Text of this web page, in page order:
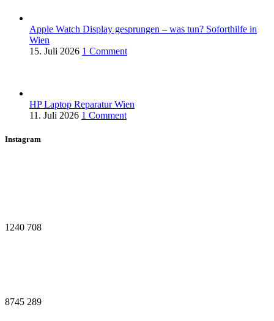
Apple Watch Display gesprungen – was tun? Soforthilfe in
Wien
15. Juli 2026 1 Comment
HP Laptop Reparatur Wien
11. Juli 2026 1 Comment
Instagram
1240 708
8745 289